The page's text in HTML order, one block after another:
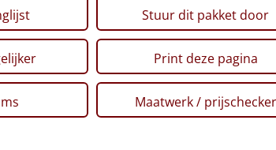
Stuur dit pakket door
Print deze pagina
Maatwerk / prijschecker